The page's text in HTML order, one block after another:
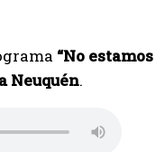
“No estamos
Neuquén.